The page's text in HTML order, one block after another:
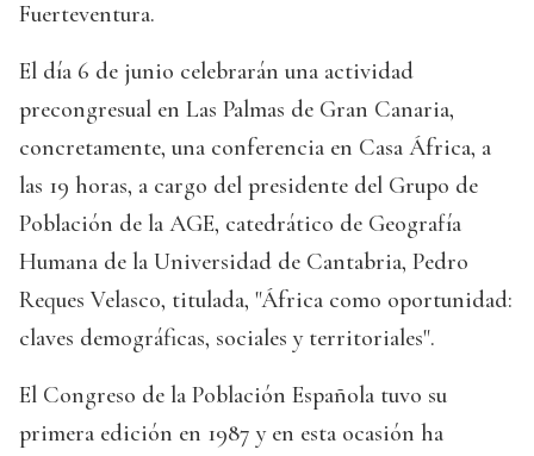
Fuerteventura.
El día 6 de junio celebrarán una actividad
precongresual en Las Palmas de Gran Canaria,
concretamente, una conferencia en Casa África, a
las 19 horas, a cargo del presidente del Grupo de
Población de la AGE, catedrático de Geografía
Humana de la Universidad de Cantabria, Pedro
Reques Velasco, titulada, "África como oportunidad:
claves demográficas, sociales y territoriales".
El Congreso de la Población Española tuvo su
primera edición en 1987 y en esta ocasión ha